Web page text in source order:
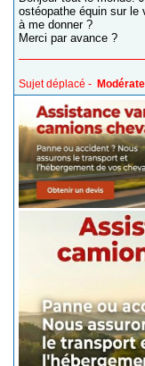
ostéopathe équin sur le
à me donner ?
Merci par avance ?
Sujet déplacé -